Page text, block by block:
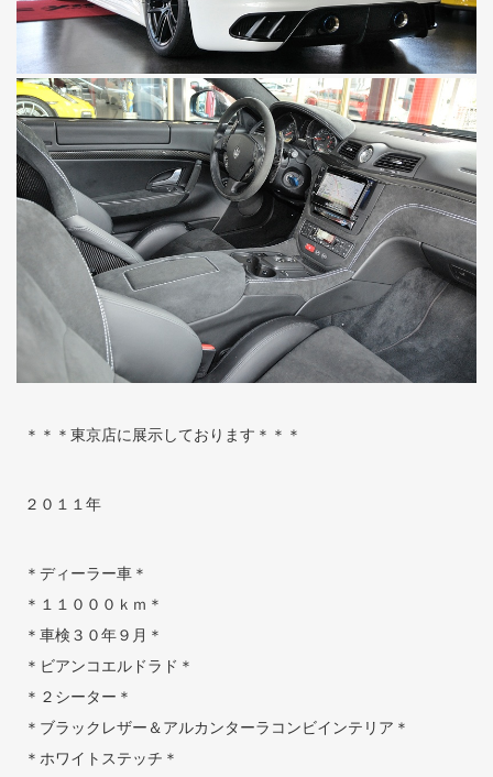
＊＊＊東京店に展示しております＊＊＊
２０１１年
＊ディーラー車＊
＊１１０００ｋｍ＊
＊車検３０年９月＊
＊ビアンコエルドラド＊
＊２シーター＊
＊ブラックレザー＆アルカンターラコンビインテリア＊
＊ホワイトステッチ＊